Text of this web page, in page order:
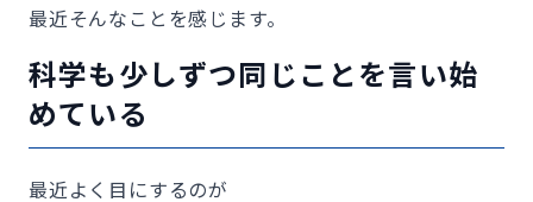
最近そんなことを感じます。
科学も少しずつ同じことを言い始
めている
最近よく目にするのが